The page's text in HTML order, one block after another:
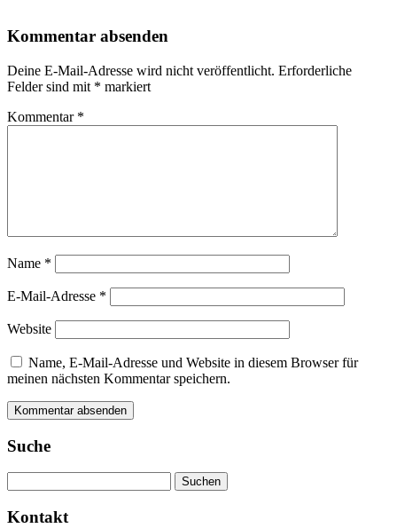
Kommentar absenden
Deine E-Mail-Adresse wird nicht veröffentlicht. Erforderliche
Felder sind mit * markiert
Kommentar *
Name *
E-Mail-Adresse *
Website
Name, E-Mail-Adresse und Website in diesem Browser für
meinen nächsten Kommentar speichern.
Suche
nach:
Kontakt